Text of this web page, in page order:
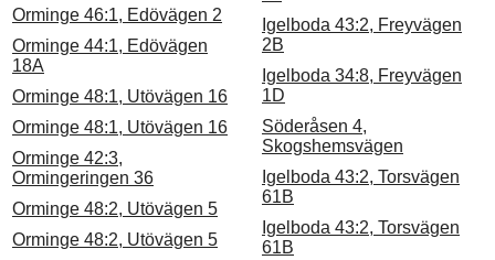
Orminge 46:1, Edövägen 2
Orminge 44:1, Edövägen
18A
Orminge 48:1, Utövägen 16
Orminge 48:1, Utövägen 16
Orminge 42:3,
Ormingeringen 36
Orminge 48:2, Utövägen 5
Orminge 48:2, Utövägen 5
Igelboda 43:2, Freyvägen
2B
Igelboda 34:8, Freyvägen
1D
Söderåsen 4,
Skogshemsvägen
Igelboda 43:2, Torsvägen
61B
Igelboda 43:2, Torsvägen
61B